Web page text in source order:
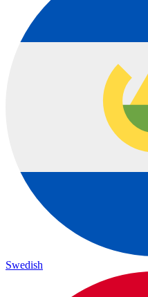
Swedish